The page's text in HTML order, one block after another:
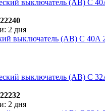
2 дня
выключатель (АВ) C 40A
2 дня